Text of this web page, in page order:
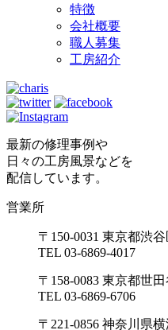
特徴
会社概要
職人募集
工房紹介
最新の修理事例や
日々の工房風景などを
配信しています。
営業所
〒150-0031 東京都渋
TEL 03-6869-4017
〒158-0083 東京都世
TEL 03-6869-6706
〒221-0856 神奈川県